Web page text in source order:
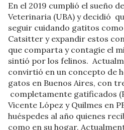
En el 2019 cumplió el sueño
Veterinaria (UBA) y decidió
seguir cuidando gatitos
Catsitter y expandir estos
que comparta y contagie el
sintió por los felinos.
convirtió en un concepto de
gatos en Buenos Aires, con
completamente gatificados
Vicente López y Quilmes en
huéspedes al año quienes
como en su hogar.